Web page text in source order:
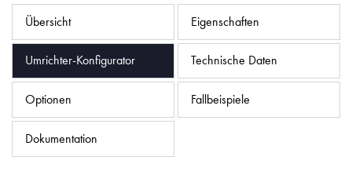
Übersicht Eigenschaften
Umrichter-Konfigurator Technische Daten
Optionen Fallbeispiele
Dokumentation
Datenschutzrichtlinie
Sitemap